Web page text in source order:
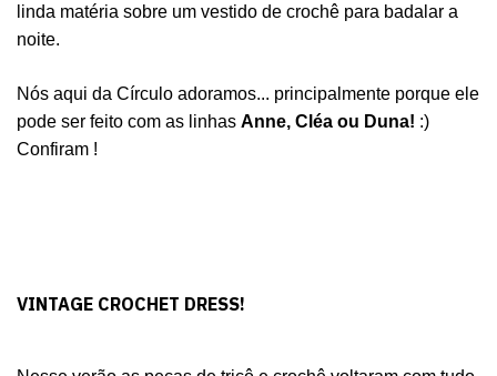
linda matéria sobre um vestido de crochê para badalar a
noite.
Nós aqui da Círculo adoramos... principalmente porque ele
pode ser feito com as linhas Anne, Cléa ou Duna! :)
Confiram !
VINTAGE CROCHET DRESS!